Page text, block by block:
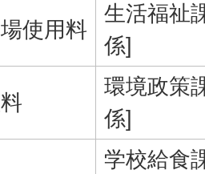
使用料
生活福祉
係]
環境政策
係]
学校給食